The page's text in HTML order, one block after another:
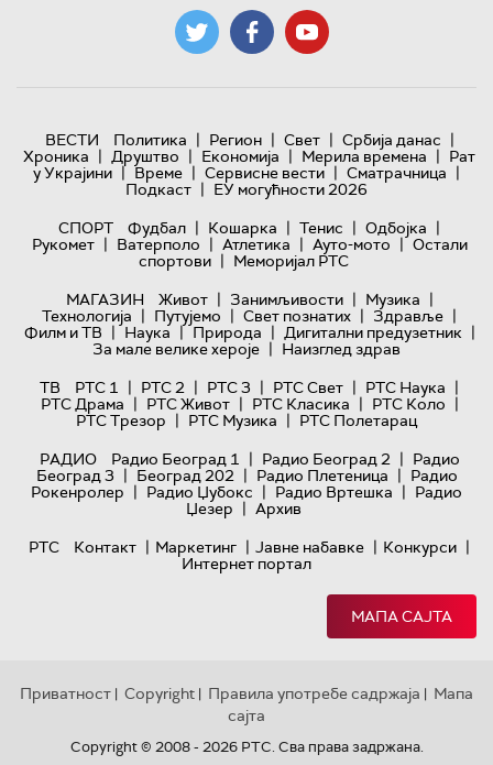
ВЕСТИ Политика | Регион | Свет | Србија данас |
Хроника | Друштво | Економија | Мерила времена | Рат
у Украјини | Време | Сервисне вести | Сматрачница |
Подкаст | ЕУ могућности 2026
СПОРТ
Фудбал | Кошарка | Тенис | Одбојка |
Рукомет | Ватерполо | Атлетика | Ауто-мото | Остали
спортови | Меморијал РТС
МАГАЗИН
Живот | Занимљивости | Музика |
Технологијa | Путујемо | Свет познатих | Здравље |
Филм и ТВ | Наука | Природа | Дигитални предузетник |
За мале велике хероје | Наизглед здрав
ТВ
РТС 1 | РТС 2 | РТС 3 | РТС Свет | РТС Наука |
РТС Драма | РТС Живот | РТС Класика | РТС Коло |
РТС Трезор | РТС Музика | РТС Полетарац
РАДИО
Радио Београд 1 | Радио Београд 2 | Радио
Београд 3 | Београд 202 | Радио Плетеница | Радио
Рокенролер | Радио Џубокс | Радио Вртешка | Радио
Џезер | Архив
РТС
Контакт | Маркетинг | Јавне набавке | Конкурси |
Интернет портал
МАПА САЈТА
Приватност | Copyright | Правила употребе садржаја | Мапа
сајта
Copyright © 2008 - 2026 РТС. Сва права задржана.